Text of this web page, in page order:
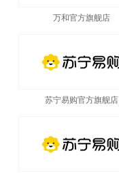
万和官方旗舰店
苏宁易购官方旗舰店